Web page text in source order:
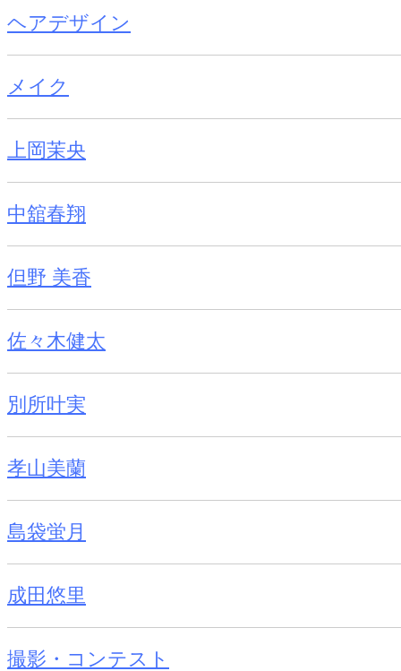
ヘアデザイン
メイク
上岡茉央
中舘春翔
但野 美香
佐々木健太
別所叶実
孝山美蘭
島袋蛍月
成田悠里
撮影・コンテスト